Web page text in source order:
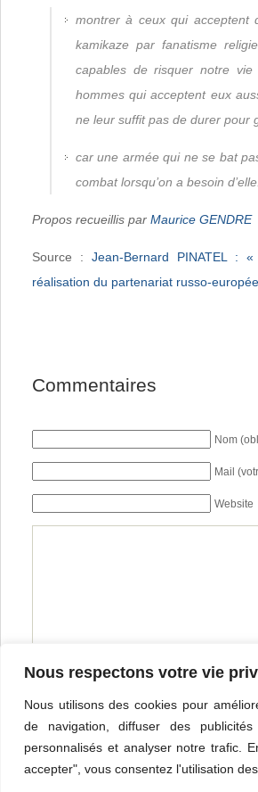
Nous respectons votre vie
Nous utilisons des cookies pour
de navigation, diffuser des
personnalisés et analyser notre trafic.
accepter", vous consentez l'utilisation
montrer à ceux qui acceptent
kamikaze par fanatisme
capables de risquer notre
hommes qui acceptent eux
ne leur suffit pas de durer pour
car une armée qui ne se bat
combat lorsqu’on a besoin d’elle.
Propos recueillis par Maurice GENDRE
Source : Jean-Bernard PINATEL :
réalisation du partenariat russo-
Commentaires
Nom
Mail
Website